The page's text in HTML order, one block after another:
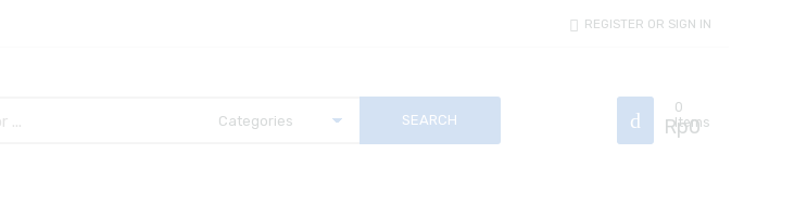
REGISTER OR SIGN IN
0
Items
Rp0